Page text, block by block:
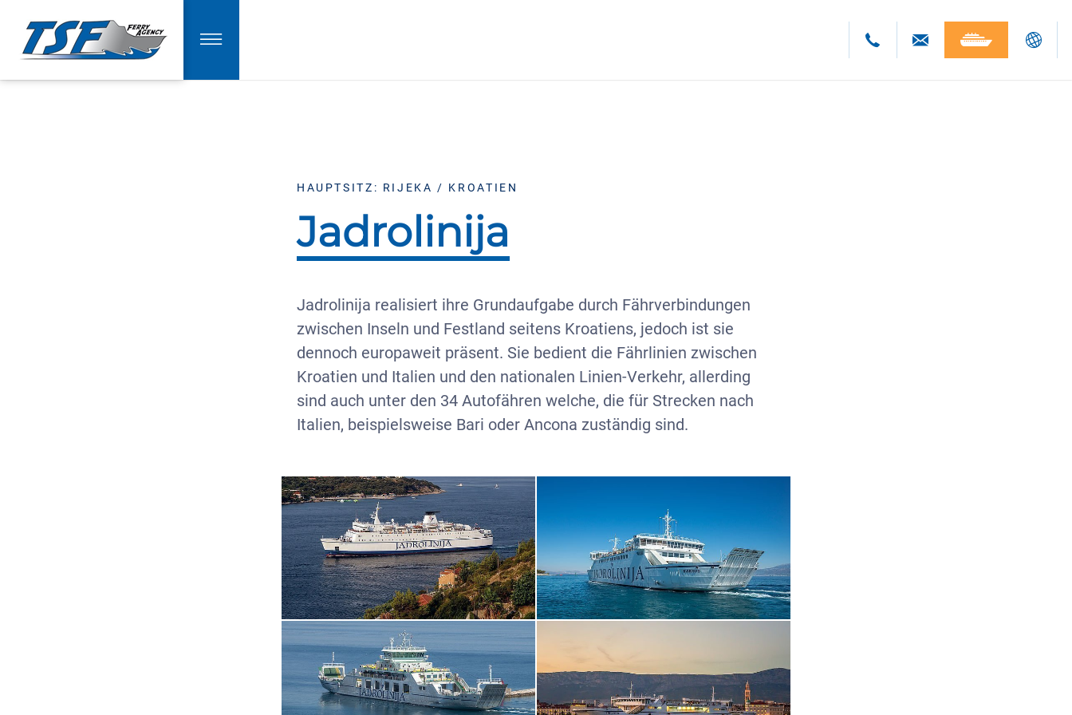
HAUPTSITZ: RIJEKA / KROATIEN
Jadrolinija
Jadrolinija realisiert ihre Grundaufgabe durch Fährverbindungen
zwischen Inseln und Festland seitens Kroatiens, jedoch ist sie
dennoch europaweit präsent. Sie bedient die Fährlinien zwischen
Kroatien und Italien und den nationalen Linien-Verkehr, allerding
sind auch unter den 34 Autofähren welche, die für Strecken nach
Italien, beispielsweise Bari oder Ancona zuständig sind.